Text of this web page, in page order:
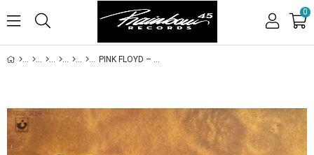
0
PINK FLOYD – MASTERS OF ROCK